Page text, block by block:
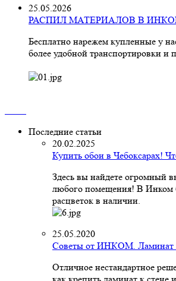
25.05.2026
РАСПИЛ МАТЕРИАЛОВ В
Бесплатно нарежем купленные у
более удобной транспортировки и
Последние статьи
20.02.2025
Купить обои в Чебоксарах!
Здесь вы найдете огромный
любого помещения! В Инком
расцветок в наличии.
25.05.2020
Советы от ИНКОМ. Ламинат
Отличное нестандартное